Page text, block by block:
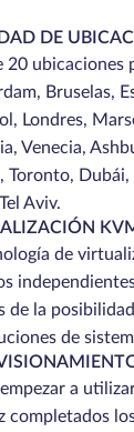
DE
20 ubicaciones
Bruselas,
Londres,
Venecia,
Toronto,
Aviv.
de
de la
de
empezar a
completados